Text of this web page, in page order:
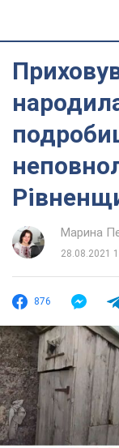
Марина
28.08.2021
876